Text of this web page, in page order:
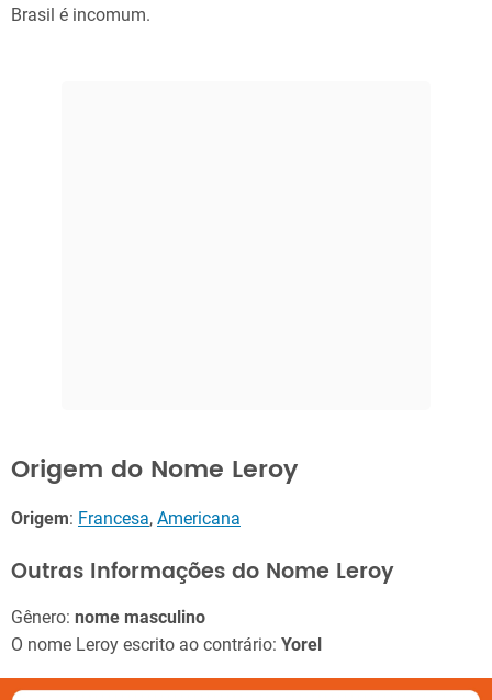
Brasil é incomum.
Origem do Nome Leroy
Origem: Francesa, Americana
Outras Informações do Nome Leroy
Gênero: nome masculino
O nome Leroy escrito ao contrário: Yorel